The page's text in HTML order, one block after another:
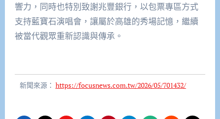
響力，同時也特別致謝兆豐銀行，以包票專區方式
支持藍寶石演唱會，讓屬於高雄的秀場記憶，繼續
被當代觀眾重新認識與傳承。
新聞來源： https://focusnews.com.tw/2026/05/701432/